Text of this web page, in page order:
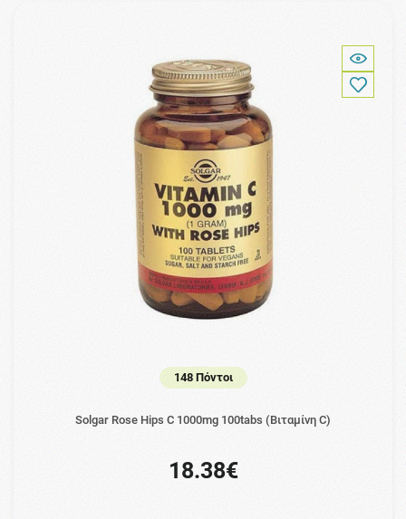
148 Πόντοι
Solgar Rose Hips C 1000mg 100tabs (Βιταμίνη C)
18.38€